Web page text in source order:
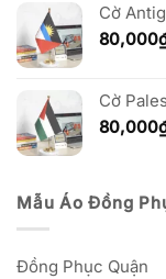
Cờ
80,000
Cờ
80,000
Mẫu Áo Đồng
Đồng Phục Quận